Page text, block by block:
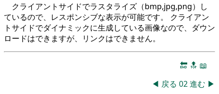
クライアントサイドでラスタライズ（bmp,jpg,png）し
ているので、レスポンシブな表示が可能です。 クライアン
トサイドでダイナミックに生成している画像なので、ダウン
ロードはできますが、リンクはできません。
🔚 🔝 📖
◀ 戻る 02進む ▶